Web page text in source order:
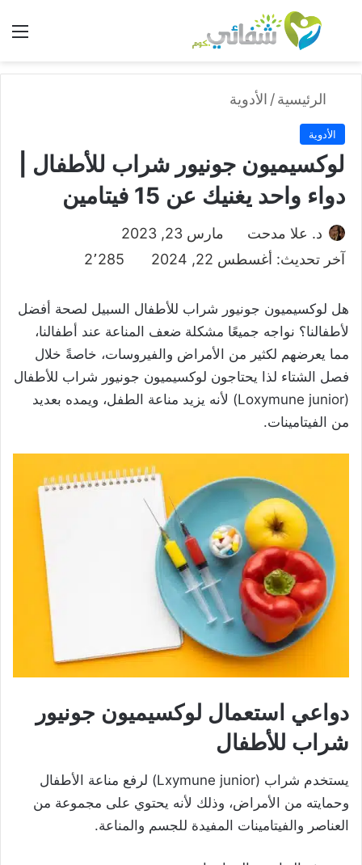
بحث عن
الرئيسية/ الأدوية
الأدوية
لوكسيميون جونيور شراب للأطفال |
دواء واحد يغنيك عن 15 فيتامين
د. علا مدحت
مارس 23, 2023
آخر تحديث: أغسطس 22, 2024
2٬285
هل لوكسيميون جونيور شراب للأطفال السبيل لصحة أفضل
لأطفالنا؟ نواجه جميعًا مشكلة ضعف المناعة عند أطفالنا،
مما يعرضهم لكثير من الأمراض والفيروسات، خاصةً خلال
فصل الشتاء لذا يحتاجون لوكسيميون جونيور شراب للأطفال
(Loxymune junior) لأنه يزيد
مناعة الطفل، ويمده بعديد
من الفيتامينات.
دواعي استعمال لوكسيميون جونيور
شراب للأطفال
يستخدم شراب (Lxymune junior) لرفع مناعة الأطفال
وحمايته من الأمراض، وذلك لأنه يحتوي على مجموعة من
العناصر والفيتامينات المفيدة للجسم والمناعة.